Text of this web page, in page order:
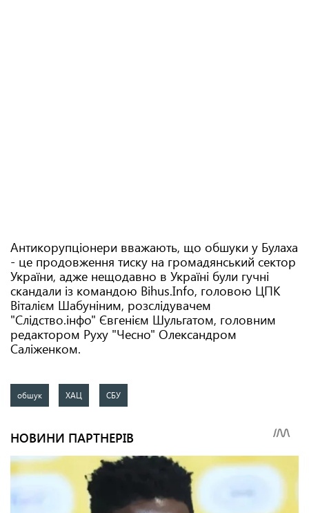
Антикорупціонери вважають, що обшуки у Булаха
- це продовження тиску на громадянський сектор
України, адже нещодавно в Україні були гучні
скандали із командою Bihus.Info, головою ЦПК
Віталієм Шабуніним, розслідувачем
"Слідство.інфо" Євгенієм Шульгатом, головним
редактором Руху "Чесно" Олександром
Саліженком.
обшук ХАЦ СБУ